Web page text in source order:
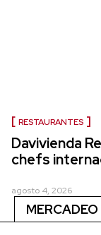
RESTAURANTES
Davivienda
chefs
agosto 4, 2026
MERCADEO